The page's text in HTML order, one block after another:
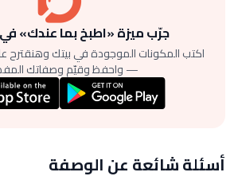
جرّب ميزة «اطبخ بما عندك»
اكتب المكونات الموجودة في بيتك وهنقترح
— واحفظ وقيّم وصفاتك
أسئلة شائعة عن الوصفة